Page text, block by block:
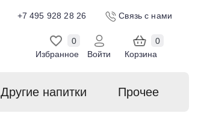
+7 495 928 28 26 Связь с нами
Избранное
0
Войти
Корзина
0
Другие напитки Прочее